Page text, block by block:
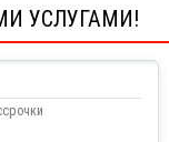
УСЛУГАМИ!